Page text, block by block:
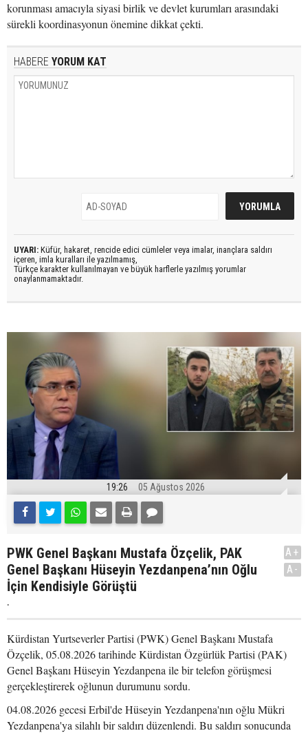
korunması amacıyla siyasi birlik ve devlet kurumları arasındaki
sürekli koordinasyonun önemine dikkat çekti.
HABERE YORUM KAT
UYARI: Küfür, hakaret, rencide edici cümleler veya imalar, inançlara saldırı
içeren, imla kuralları ile yazılmamış,
Türkçe karakter kullanılmayan ve büyük harflerle yazılmış yorumlar
onaylanmamaktadır.
19:26 05 Ağustos 2026
PWK Genel Başkanı Mustafa Özçelik, PAK
Genel Başkanı Hüseyin Yezdanpena’nın Oğlu
İçin Kendisiyle Görüştü
.
A+
A-
Kürdistan Yurtseverler Partisi (PWK) Genel Başkanı Mustafa
Özçelik, 05.08.2026 tarihinde Kürdistan Özgürlük Partisi (PAK)
Genel Başkanı Hüseyin Yezdanpena ile bir telefon görüşmesi
gerçekleştirerek oğlunun durumunu sordu.
04.08.2026 gecesi Erbil'de Hüseyin Yezdanpena'nın oğlu Mükri
Yezdanpena'ya silahlı bir saldırı düzenlendi. Bu saldırı sonucunda